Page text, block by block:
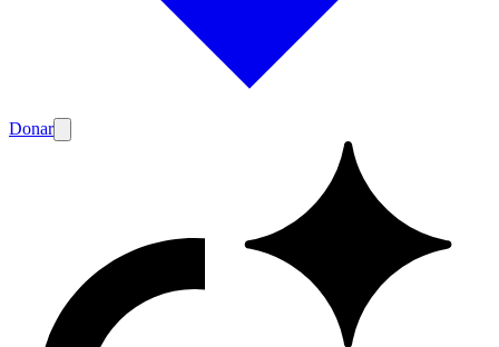
Donar